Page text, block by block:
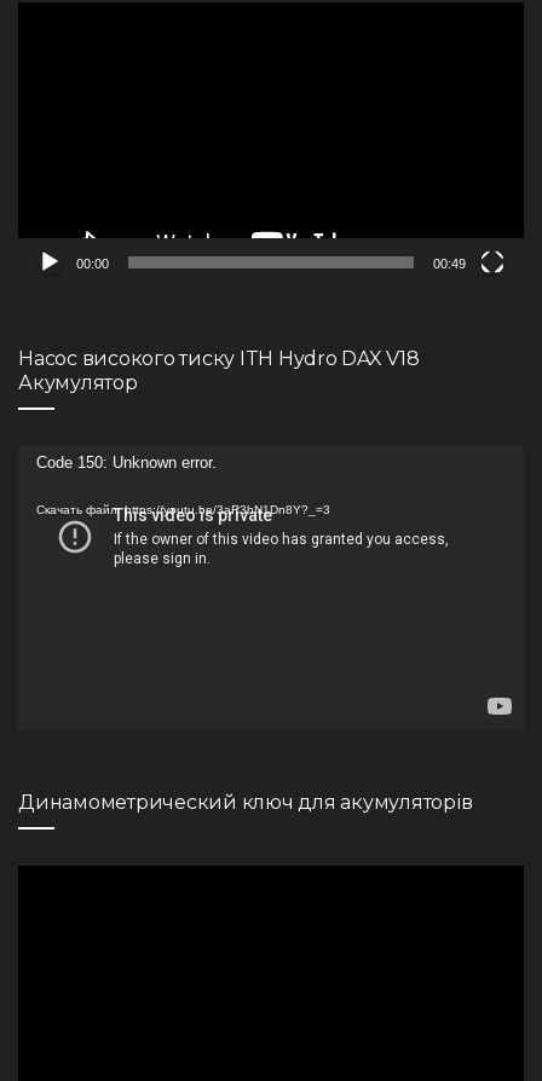
00:00 00:49
Насос високого тиску ITH Hydro DAX V18
Акумулятор
Видеоплеер
Code 150: Unknown error.
Скачать файл: https://youtu.be/3aR3hN1Dn8Y?_=3
Динамометрический ключ для акумуляторів